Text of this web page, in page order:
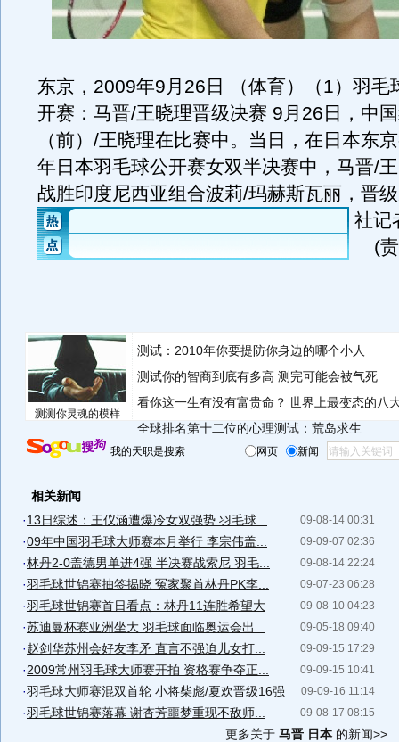
东京，2009年9月26日 （体育）（1）羽
开赛：马晋/王晓理晋级决赛 9月26日，中
（前）/王晓理在比赛中。当日，在日本东
年日本羽毛球公开赛女双半决赛中，马晋/
战胜印度尼西亚组合波莉/玛赫斯瓦丽，晋
社记
(
测测你灵魂的模样
测试：2010年你要提防你身边的哪个小人
测试你的智商到底有多高 测完可能会被气死
看你这一生有没有富贵命？ 世界上最变态的八
全球排名第十二位的心理测试：荒岛求生
我的天职是搜索 网页 新闻
相关新闻
09-08-14 00:31
·13日综述：王仪涵遭爆冷女双强势 羽毛球...
09-09-07 02:36
·09年中国羽毛球大师赛本月举行 李宗伟盖...
09-08-14 22:24
·林丹2-0盖德男单进4强 半决赛战索尼 羽毛...
09-07-23 06:28
·羽毛球世锦赛抽签揭晓 冤家聚首林丹PK李...
09-08-10 04:23
·羽毛球世锦赛首日看点：林丹11连胜希望大
09-05-18 09:40
·苏迪曼杯赛亚洲坐大 羽毛球面临奥运会出...
09-09-15 17:29
·赵剑华苏州会好友李矛 直言不强迫儿女打...
09-09-15 10:41
·2009常州羽毛球大师赛开拍 资格赛争夺正...
09-09-16 11:14
·羽毛球大师赛混双首轮 小将柴彪/夏欢晋级16强
09-08-17 08:15
·羽毛球世锦赛落幕 谢杏芳噩梦重现不敌师...
更多关于 马晋 日本的新闻>>